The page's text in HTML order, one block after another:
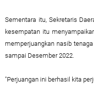
Sementara itu, Sekretaris
kesempatan itu
memperjuangkan nasib
sampai Desember 2022.
"Perjuangan ini berhasil kita